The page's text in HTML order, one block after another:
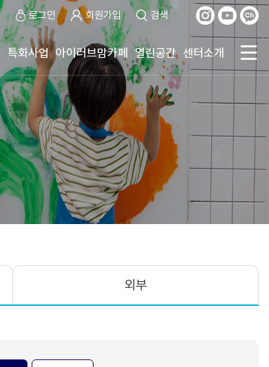
로그인 회원가입 검색
특화사업 아이러브맘카페 열린공간 센터소개
외부